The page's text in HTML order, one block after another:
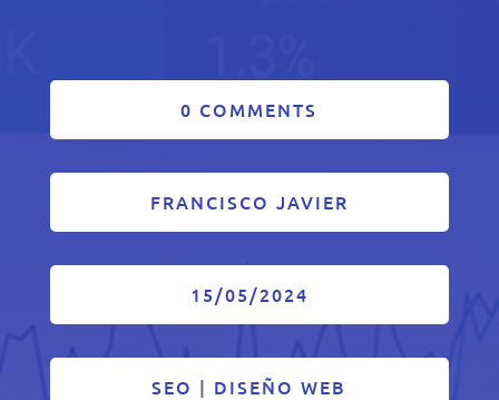
0 COMMENTS
FRANCISCO JAVIER
15/05/2024
SEO | DISEÑO WEB